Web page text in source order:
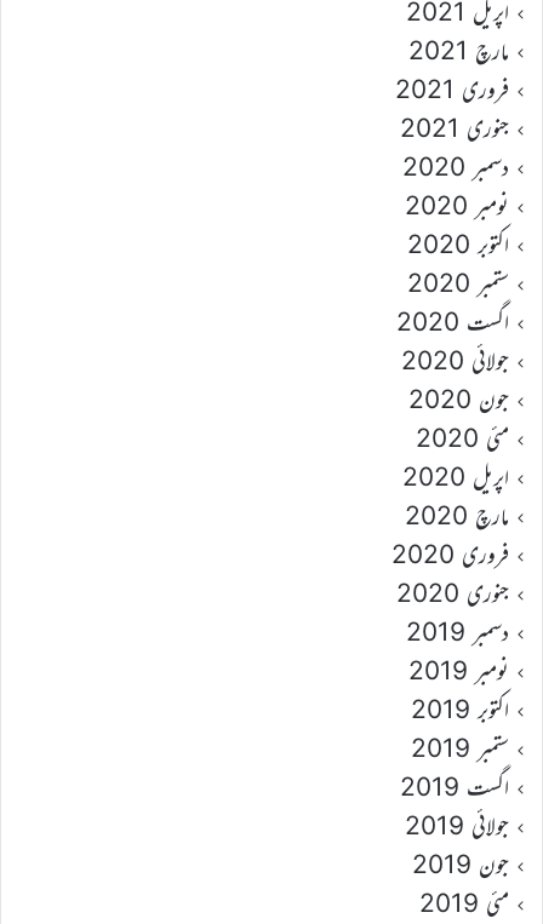
اپریل 2021
مارچ 2021
فروری 2021
جنوری 2021
دسمبر 2020
نومبر 2020
اکتوبر 2020
ستمبر 2020
اگست 2020
جولائی 2020
جون 2020
مئی 2020
اپریل 2020
مارچ 2020
فروری 2020
جنوری 2020
دسمبر 2019
نومبر 2019
اکتوبر 2019
ستمبر 2019
اگست 2019
جولائی 2019
جون 2019
مئی 2019